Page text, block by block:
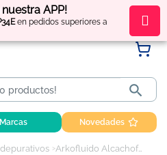
APP!
en pedidos superiores a
puntos por tus compras

Marcas Novedades
Arkofluido Alcachofa Forte 20 unidósis